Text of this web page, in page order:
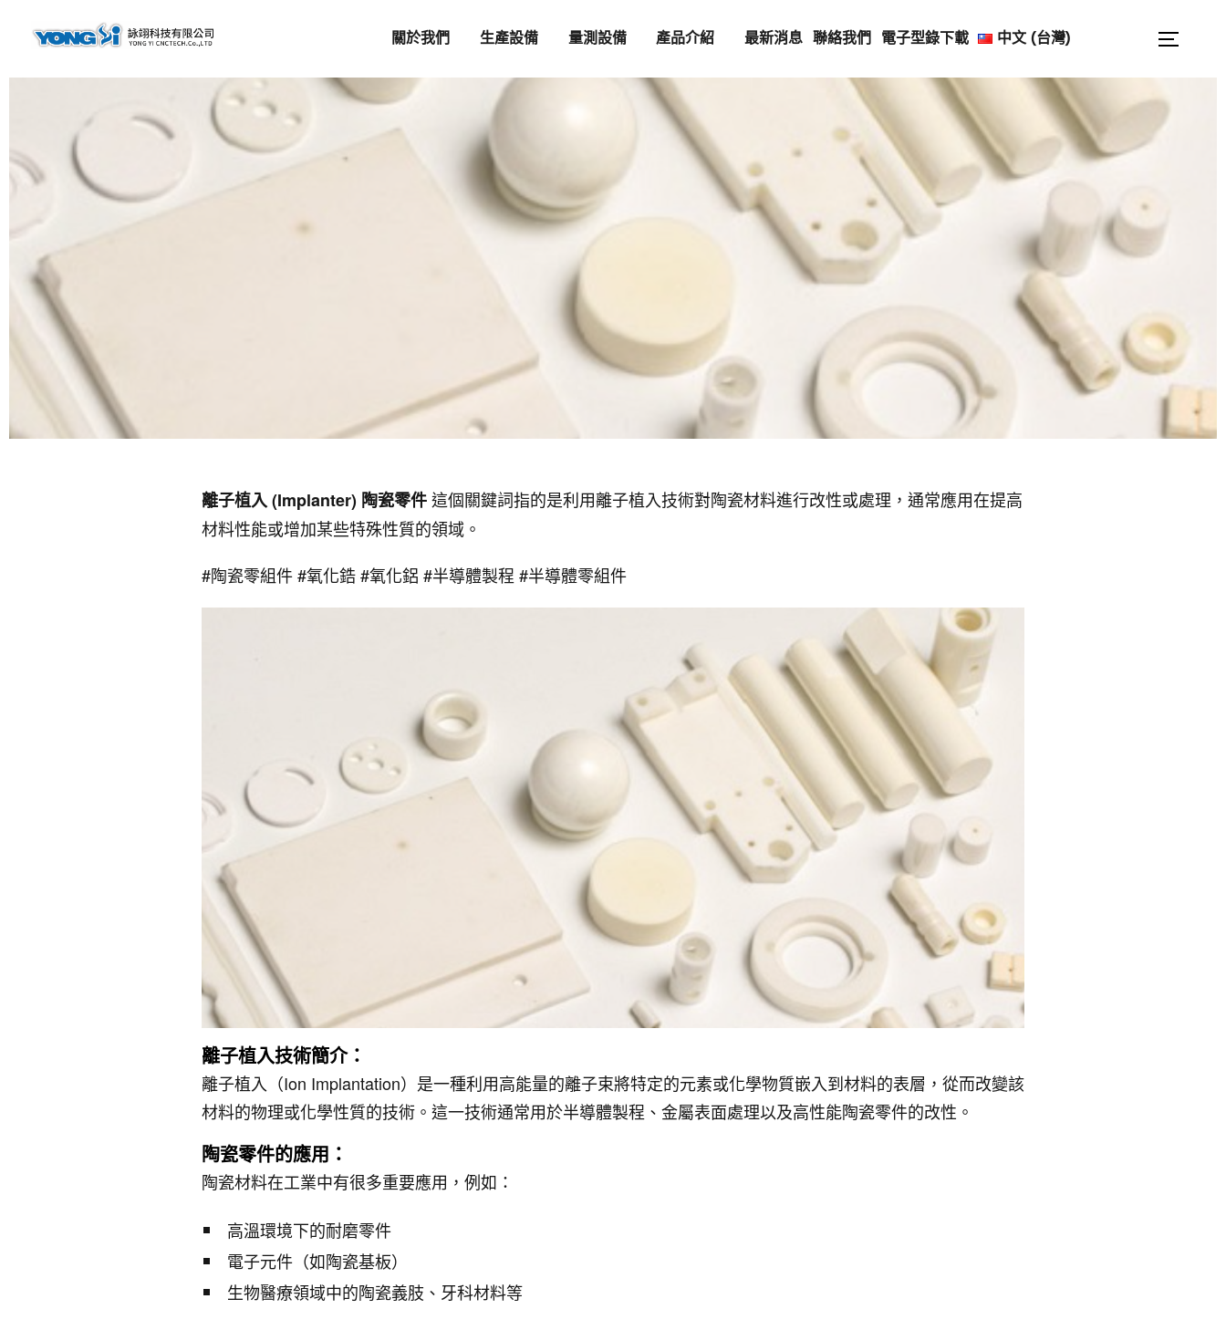
關於我們 生產設備 量測設備 產品介紹 最新消息 聯絡我們 電子型錄下載 中文 (台灣)
離子植入 (Implanter) 陶瓷零件這個關鍵詞指的是利用離子植入技術對陶瓷材料進行改性或處理，通常應用在提高
材料性能或增加某些特殊性質的領域。
#陶瓷零組件 #氧化鋯 #氧化鋁 #半導體製程 #半導體零組件
離子植入技術簡介：
離子植入（Ion Implantation）是一種利用高能量的離子束將特定的元素或化學物質嵌入到材料的表層，從而改變該
材料的物理或化學性質的技術。這一技術通常用於半導體製程、金屬表面處理以及高性能陶瓷零件的改性。
陶瓷零件的應用：
陶瓷材料在工業中有很多重要應用，例如：
高溫環境下的耐磨零件
電子元件（如陶瓷基板）
生物醫療領域中的陶瓷義肢、牙科材料等